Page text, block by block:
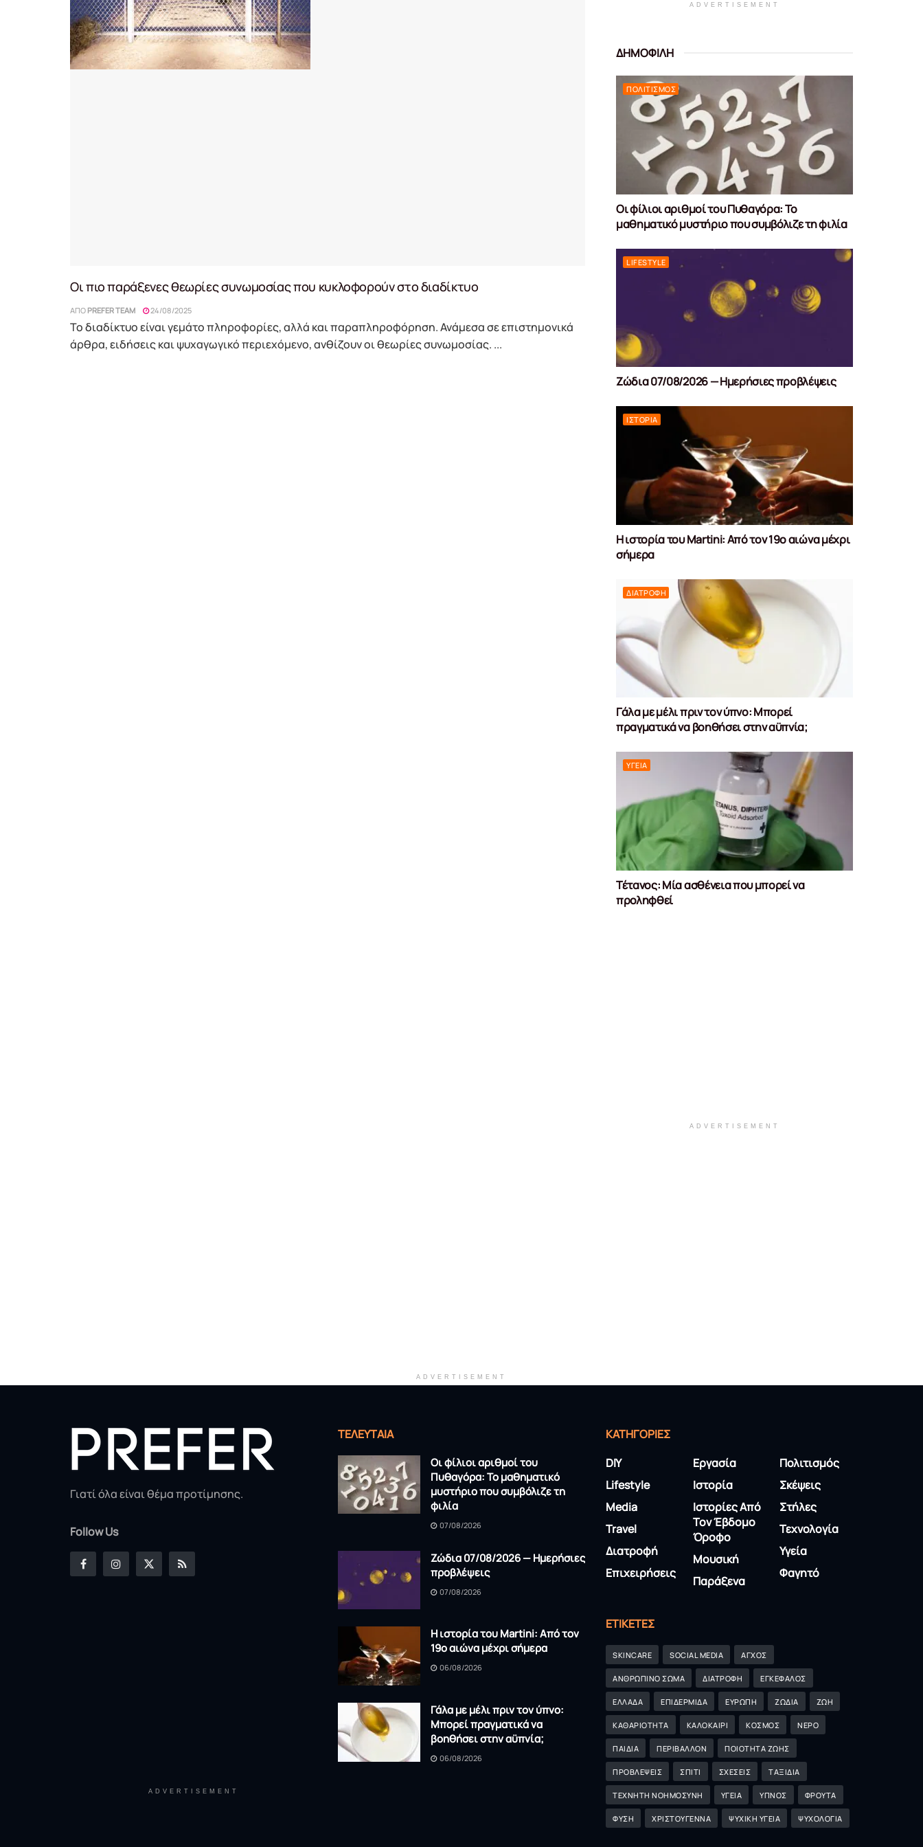
Οι πιο παράξενες θεωρίες συνωμοσίας που κυκλοφορούν στο διαδίκτυο
ΑΠΌ PREFER TEAM 24/08/2025
Το διαδίκτυο είναι γεμάτο πληροφορίες, αλλά και παραπληροφόρηση. Ανάμεσα σε επιστημονικά
άρθρα, ειδήσεις και ψυχαγωγικό περιεχόμενο, ανθίζουν οι θεωρίες συνωμοσίας. ...
ADVERTISEMENT
ΔΗΜΟΦΙΛΗ
ΠΟΛΙΤΙΣΜΌΣ
Οι φίλιοι αριθμοί του Πυθαγόρα: Το
μαθηματικό μυστήριο που συμβόλιζε τη φιλία
LIFESTYLE
Ζώδια 07/08/2026 — Ημερήσιες προβλέψεις
ΙΣΤΟΡΊΑ
Η ιστορία του Martini: Από τον 19ο αιώνα μέχρι
σήμερα
ΔΙΑΤΡΟΦΉ
Γάλα με μέλι πριν τον ύπνο: Μπορεί
πραγματικά να βοηθήσει στην αϋπνία;
ΥΓΕΊΑ
Τέτανος: Μία ασθένεια που μπορεί να
προληφθεί
ADVERTISEMENT
ADVERTISEMENT
Γιατί όλα είναι θέμα προτίμησης.
Follow Us
ADVERTISEMENT
ΤΕΛΕΥΤΑΊΑ
Οι φίλιοι αριθμοί του
Πυθαγόρα: Το μαθηματικό
μυστήριο που συμβόλιζε τη
φιλία
07/08/2026
Ζώδια 07/08/2026 — Ημερήσιες
προβλέψεις
07/08/2026
Η ιστορία του Martini: Από τον
19ο αιώνα μέχρι σήμερα
06/08/2026
Γάλα με μέλι πριν τον ύπνο:
Μπορεί πραγματικά να
βοηθήσει στην αϋπνία;
06/08/2026
KΑΤΗΓΟΡΊΕΣ
DIY
Lifestyle
Media
Travel
Διατροφή
Επιχειρήσεις
Εργασία
Ιστορία
Ιστορίες Από
Τον Έβδομο
Όροφο
Μουσική
Παράξενα
Πολιτισμός
Σκέψεις
Στήλες
Τεχνολογία
Υγεία
Φαγητό
ΕΤΙΚΈΤΕΣ
SKINCARE SOCIAL MEDIA ΑΓΧΟΣ
ΑΝΘΡΩΠΙΝΟ ΣΩΜΑ ΔΙΑΤΡΟΦΗ ΕΓΚΕΦΑΛΟΣ
ΕΛΛΑΔΑ ΕΠΙΔΕΡΜΙΔΑ ΕΥΡΩΠΗ ΖΩΔΙΑ ΖΩΗ
ΚΑΘΑΡΙΟΤΗΤΑ ΚΑΛΟΚΑΙΡΙ ΚΟΣΜΟΣ ΝΕΡΟ
ΠΑΙΔΙΑ ΠΕΡΙΒΑΛΛΟΝ ΠΟΙΟΤΗΤΑ ΖΩΗΣ
ΠΡΟΒΛΕΨΕΙΣ ΣΠΙΤΙ ΣΧΕΣΕΙΣ ΤΑΞΙΔΙΑ
ΤΕΧΝΗΤΗ ΝΟΗΜΟΣΥΝΗ ΥΓΕΙΑ ΥΠΝΟΣ ΦΡΟΥΤΑ
ΦΥΣΗ ΧΡΙΣΤΟΥΓΕΝΝΑ ΨΥΧΙΚΗ ΥΓΕΙΑ ΨΥΧΟΛΟΓΙΑ